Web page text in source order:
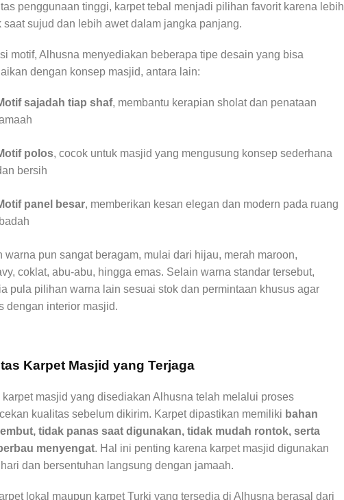
penggunaan tinggi, karpet tebal menjadi pilihan favorit karena lebih
saat sujud dan lebih awet dalam jangka panjang.
motif, Alhusna menyediakan beberapa tipe desain yang bisa
dengan konsep masjid, antara lain:
sajadah tiap shaf, membantu kerapian sholat dan penataan
polos, cocok untuk masjid yang mengusung konsep sederhana
bersih
panel besar, memberikan kesan elegan dan modern pada ruang
warna pun sangat beragam, mulai dari hijau, merah maroon,
coklat, abu-abu, hingga emas. Selain warna standar tersebut,
pula pilihan warna lain sesuai stok dan permintaan khusus agar
dengan interior masjid.
Karpet Masjid yang Terjaga
karpet masjid yang disediakan Alhusna telah melalui proses
kualitas sebelum dikirim. Karpet dipastikan memiliki bahan
tidak panas saat digunakan, tidak mudah rontok, serta
menyengat. Hal ini penting karena karpet masjid digunakan
dan bersentuhan langsung dengan jamaah.
lokal maupun karpet Turki yang tersedia di Alhusna berasal dari